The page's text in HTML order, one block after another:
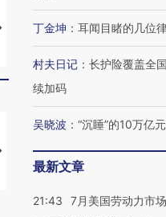
马航飞行员跨国走私7万
粒摇头丸 尿检体内含3种
视线｜被
度Z世代
育部长拱
【推广】走进第四届链博
会，让数智科技“链”接产
丁金坤 ： 耳闻目睹的几位
村夫日记 ： 长护险覆盖全
续加码
吴晓波 ： “沉睡”的10万亿
最新文章
21:43
7月美国劳动力市